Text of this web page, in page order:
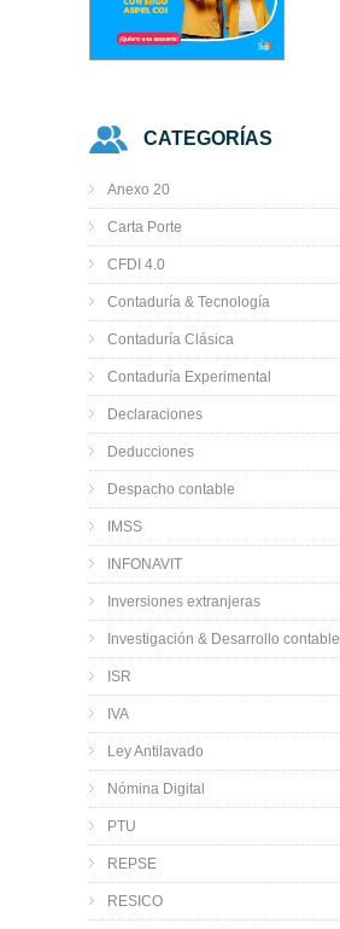
CATEGORÍAS
Anexo 20
Carta Porte
CFDI 4.0
Contaduría & Tecnología
Contaduría Clásica
Contaduría Experimental
Declaraciones
Deducciones
Despacho contable
IMSS
INFONAVIT
Inversiones extranjeras
Investigación & Desarrollo contable
ISR
IVA
Ley Antilavado
Nómina Digital
PTU
REPSE
RESICO